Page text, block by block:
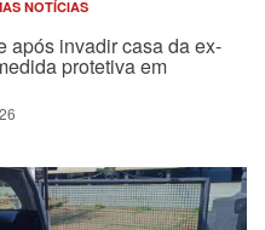
NOTÍCIAS
após invadir casa da ex-
protetiva em